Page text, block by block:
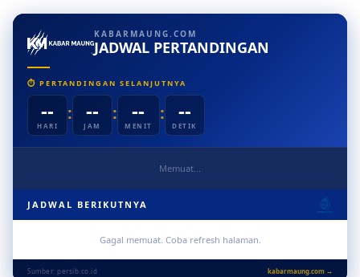
KABARMAUNG.COM
JADWAL PERTANDINGAN
⏱ PERTANDINGAN SELANJUTNYA
--
HARI
: --
JAM
: --
MENIT
: --
DETIK
Memuat...
JADWAL BERIKUTNYA
Gagal memuat. Coba refresh halaman.
Sumber: persib.co.id kabarmaung.com →